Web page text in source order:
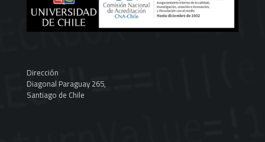
Dirección
Diagonal Paraguay 265,
Santiago de Chile